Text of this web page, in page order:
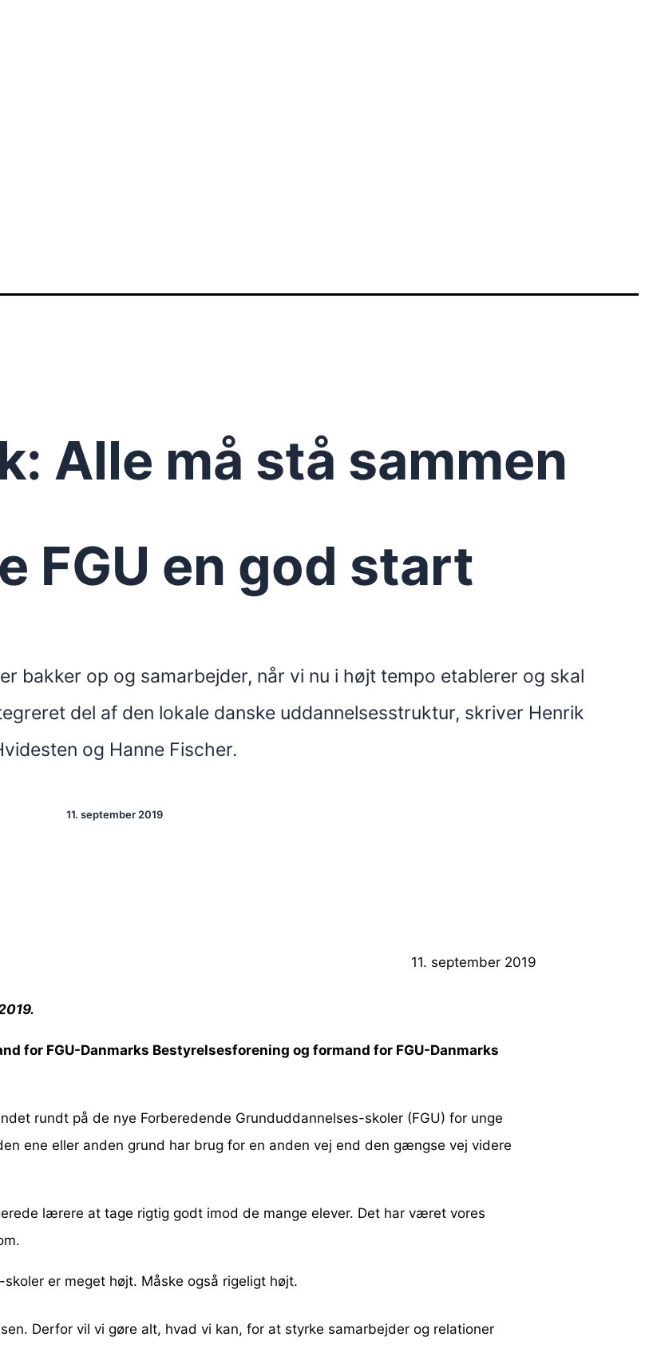
Alle må stå sammen
FGU en god start
bakker op og samarbejder, når vi nu i højt tempo etablerer og skal
del af den lokale danske uddannelsesstruktur, skriver Henrik
og Hanne Fischer.
11. september 2019
11. september 2019
for FGU-Danmarks Bestyrelsesforening og formand for FGU-Danmarks
rundt på de nye Forberedende Grunduddannelses-skoler (FGU) for unge
ene eller anden grund har brug for en anden vej end den gængse vej videre
lærere at tage rigtig godt imod de mange elever. Det har været vores
er meget højt. Måske også rigeligt højt.
Derfor vil vi gøre alt, hvad vi kan, for at styrke samarbejder og relationer